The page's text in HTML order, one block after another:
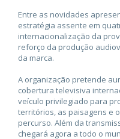
Entre as novidades
estratégia assente em
internacionalização da
reforço da produção
da marca.
A organização pretende
cobertura televisiva
veículo privilegiado para
territórios, as paisagens e
percurso. Além da
chegará agora a todo o